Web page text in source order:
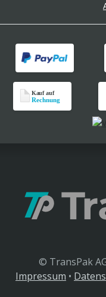
© TransPak
Impressum •